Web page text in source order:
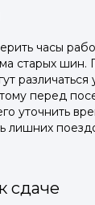
часы
старых шин.
различаться
перед
уточнить
лишних
сдаче